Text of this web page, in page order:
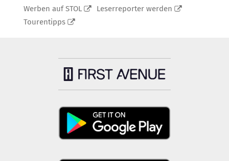
Werben auf STOL
Leserreporter werden
Tourentipps